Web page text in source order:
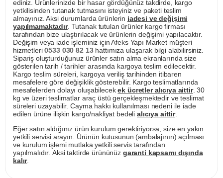
ediniz. Ürünlerinizde bir hasar gördüğünüz takdirde, kargo
yetkilisinden tutanak tutmasını isteyiniz ve paketi teslim
almayınız. Aksi durumlarda ürünlerin iadesi ve değişimi
yapılmamaktadır. Tutanak tutulan ürünler kargo firması
tarafından bize ulaştırılacak ve ürünlerin değişimi yapılacaktır.
Değişim veya iade işleminiz için Afeks Yapı Market müşteri
hizmetleri0533 030 82 13hattımıza ulaşarak bilgi alabilirsiniz.
Sipariş oluşturduğunuz ürünler satın alma ekranlarında size
gösterilen tarih / tarihler arasında kargoya teslim edilecektir.
Kargo teslim süreleri, kargoya veriliş tarihinden itibaren
mesafelere göre değişiklik gösterebilir. Kargo teslimatlarında
mesafelerden dolayı oluşabilecekek ücretler alıcıya aittir. 30
kg ve üzeri teslimatlar araç üstü gerçekleşmektedir ve teslimat
süreleri uzayabilir. Cayma hakkı kullanılması nedeni ile iade
edilen ürüne ilişkin kargo/nakliyat bedeli alıcıya aittir.
Eğer satın aldığınız ürün kurulum gerektiriyorsa, size en yakın
yetkili servisi arayın. Ürünün kutusunun (ambalajının) açılması
ve kurulum işlemi mutlaka yetkili servis tarafından
yapılmalıdır. Aksi taktirde ürününüz garanti kapsamı dışında
kalır.